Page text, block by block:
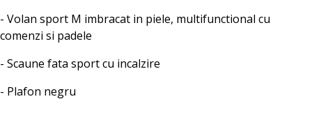
- Volan sport M imbracat in piele, multifunctional cu
comenzi si padele
- Scaune fata sport cu incalzire
- Plafon negru